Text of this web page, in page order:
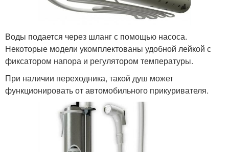
Воды подается через шланг с помощью насоса.
Некоторые модели укомплектованы удобной лейкой с
фиксатором напора и регулятором температуры.
При наличии переходника, такой душ может
функционировать от автомобильного прикуривателя.